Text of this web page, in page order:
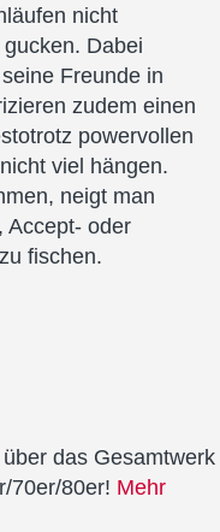
nicht
Dabei
Freunde in
zudem einen
powervollen
viel hängen.
neigt man
Accept- oder
fischen.
das Gesamtwerk
70er/80er! Mehr